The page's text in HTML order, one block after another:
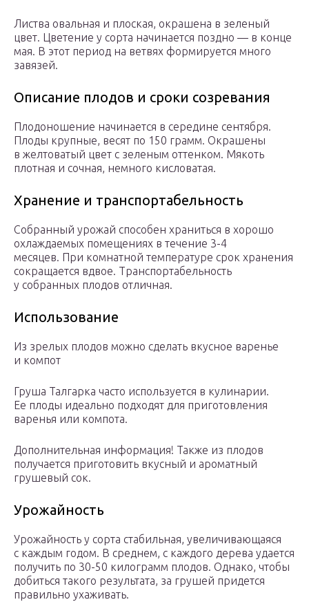
Листва овальная и плоская, окрашена в зеленый
цвет. Цветение у сорта начинается поздно — в конце
мая. В этот период на ветвях формируется много
завязей.
Описание плодов и сроки созревания
Плодоношение начинается в середине сентября.
Плоды крупные, весят по 150 грамм. Окрашены
в желтоватый цвет с зеленым оттенком. Мякоть
плотная и сочная, немного кисловатая.
Хранение и транспортабельность
Собранный урожай способен храниться в хорошо
охлаждаемых помещениях в течение 3-4
месяцев. При комнатной температуре срок хранения
сокращается вдвое. Транспортабельность
у собранных плодов отличная.
Использование
Из зрелых плодов можно сделать вкусное варенье
и компот
Груша Талгарка часто используется в кулинарии.
Ее плоды идеально подходят для приготовления
варенья или компота.
Дополнительная информация! Также из плодов
получается приготовить вкусный и ароматный
грушевый сок.
Урожайность
Урожайность у сорта стабильная, увеличивающаяся
с каждым годом. В среднем, с каждого дерева удается
получить по 30-50 килограмм плодов. Однако, чтобы
добиться такого результата, за грушей придется
правильно ухаживать.